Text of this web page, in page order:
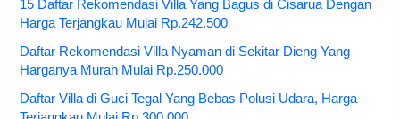
15 Daftar Rekomendasi Villa Yang Bagus di Cisarua Dengan
Harga Terjangkau Mulai Rp.242.500
Daftar Rekomendasi Villa Nyaman di Sekitar Dieng Yang
Harganya Murah Mulai Rp.250.000
Daftar Villa di Guci Tegal Yang Bebas Polusi Udara, Harga